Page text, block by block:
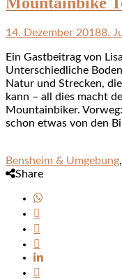
14. Dezember 20188.
Ein Gastbeitrag von
Unterschiedliche
Natur und Strecken,
kann – all dies macht
Mountainbiker.
schon etwas von den
Bensheim & Umgebung,
Share